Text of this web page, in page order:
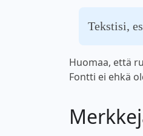
Tekstisi,
Huomaa, että
Fontti ei ehkä